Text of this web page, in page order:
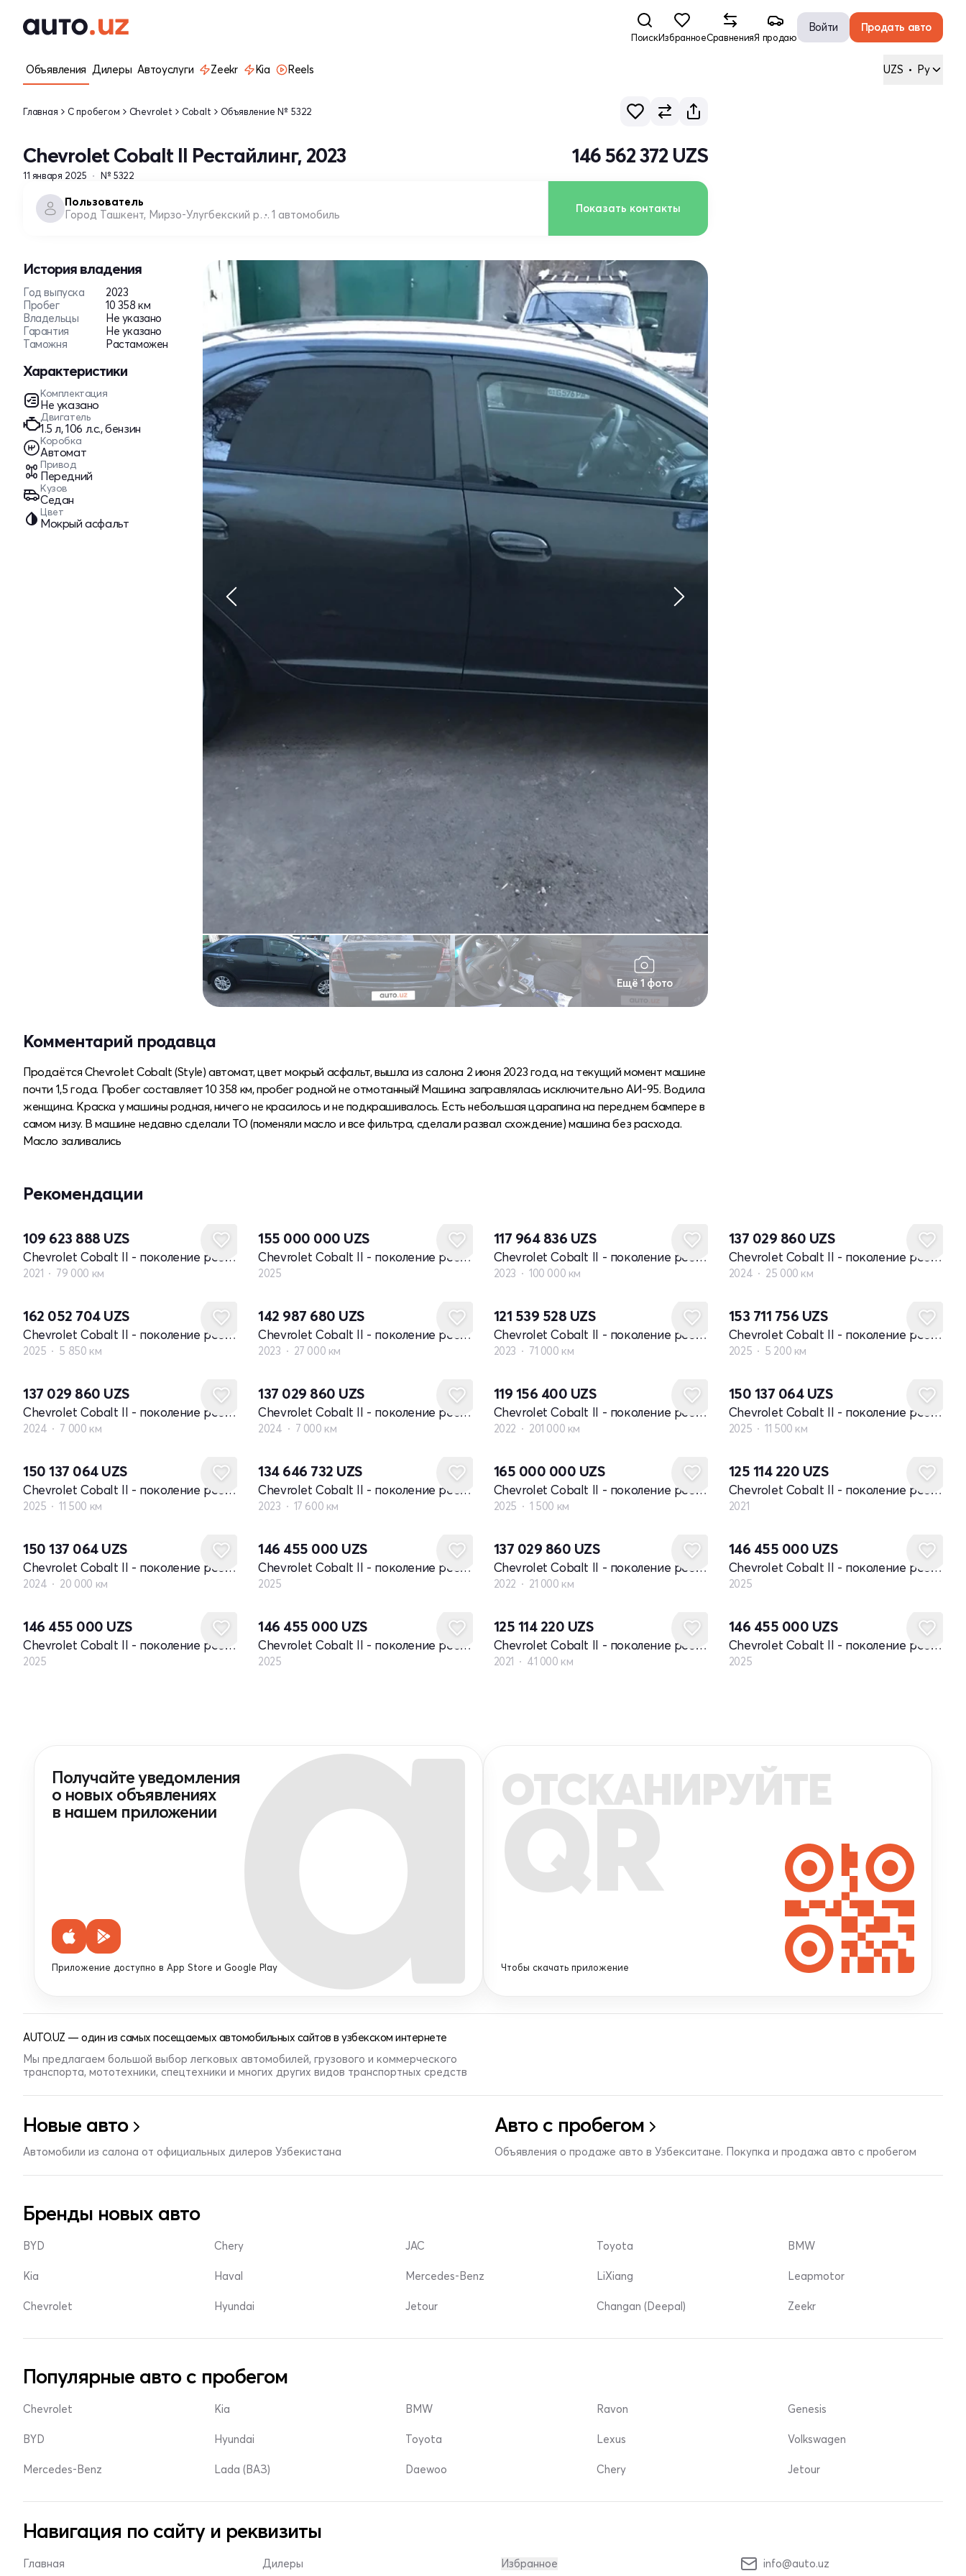
ПоискИзбранноеСравненияЯ продаю
Войти Продать авто
Объявления Дилеры Автоуслуги Zeekr Kia Reels UZS • Ру
Главная С пробегом Chevrolet Cobalt Объявление № 5322
Chevrolet Cobalt II Рестайлинг, 2023
11 января 2025 № 5322
146 562 372 UZS
Пользователь
Город Ташкент, Мирзо-Улугбекский район 1 автомобиль Показать контакты
История владения
Год выпуска
2023
Пробег
10 358 км
Владельцы
Не указано
Гарантия
Не указано
Таможня
Растаможен
Характеристики
Комплектация
Не указано
Двигатель
1.5 л, 106 л.с., бензин
Коробка
Автомат
Привод
Передний
Кузов
Седан
Цвет
Мокрый асфальт
Ещё 1 фото
Комментарий продавца
Продаётся Chevrolet Cobalt (Style) автомат, цвет мокрый асфальт, вышла из салона 2 июня 2023 года, на текущий момент машине
почти 1,5 года. Пробег составляет 10 358 км, пробег родной не отмотанный! Машина заправлялась исключительно АИ-95. Водила
женщина. Краска у машины родная, ничего не красилось и не подкрашивалось. Есть небольшая царапина на переднем бампере в
самом низу. В машине недавно сделали ТО (поменяли масло и все фильтра, сделали развал схождение) машина без расхода.
Масло заливались
Рекомендации
109 623 888 UZS
Chevrolet Cobalt II - поколение рестайлинг
2021 79 000 км
155 000 000 UZS
Chevrolet Cobalt II - поколение рестайлинг
2025
117 964 836 UZS
Chevrolet Cobalt II - поколение рестайлинг
2023 100 000 км
137 029 860 UZS
Chevrolet Cobalt II - поколение рестайлинг
2024 25 000 км
162 052 704 UZS
Chevrolet Cobalt II - поколение рестайлинг
2025 5 850 км
142 987 680 UZS
Chevrolet Cobalt II - поколение рестайлинг
2023 27 000 км
121 539 528 UZS
Chevrolet Cobalt II - поколение рестайлинг
2023 71 000 км
153 711 756 UZS
Chevrolet Cobalt II - поколение рестайлинг
2025 5 200 км
137 029 860 UZS
Chevrolet Cobalt II - поколение рестайлинг
2024 7 000 км
137 029 860 UZS
Chevrolet Cobalt II - поколение рестайлинг
2024 7 000 км
119 156 400 UZS
Chevrolet Cobalt II - поколение рестайлинг
2022 201 000 км
150 137 064 UZS
Chevrolet Cobalt II - поколение рестайлинг
2025 11 500 км
150 137 064 UZS
Chevrolet Cobalt II - поколение рестайлинг
2025 11 500 км
134 646 732 UZS
Chevrolet Cobalt II - поколение рестайлинг
2023 17 600 км
165 000 000 UZS
Chevrolet Cobalt II - поколение рестайлинг
2025 1 500 км
125 114 220 UZS
Chevrolet Cobalt II - поколение рестайлинг
2021
150 137 064 UZS
Chevrolet Cobalt II - поколение рестайлинг
2024 20 000 км
146 455 000 UZS
Chevrolet Cobalt II - поколение рестайлинг
2025
137 029 860 UZS
Chevrolet Cobalt II - поколение рестайлинг
2022 21 000 км
146 455 000 UZS
Chevrolet Cobalt II - поколение рестайлинг
2025
146 455 000 UZS
Chevrolet Cobalt II - поколение рестайлинг
2025
146 455 000 UZS
Chevrolet Cobalt II - поколение рестайлинг
2025
125 114 220 UZS
Chevrolet Cobalt II - поколение рестайлинг
2021 41 000 км
146 455 000 UZS
Chevrolet Cobalt II - поколение рестайлинг
2025
Получайте уведомления
о новых объявлениях
в нашем приложении
Приложение доступно в App Store и Google Play
ОТСКАНИРУЙТЕ
QR
Чтобы скачать приложение
AUTO.UZ — один из самых посещаемых автомобильных сайтов в узбекском интернете
Мы предлагаем большой выбор легковых автомобилей, грузового и коммерческого
транспорта, мототехники, спецтехники и многих других видов транспортных средств
Новые авто
Автомобили из салона от официальных дилеров Узбекистана
Авто с пробегом
Объявления о продаже авто в Узбекситане. Покупка и продажа авто с пробегом
Бренды новых авто
BYD
Kia
Chevrolet
Chery
Haval
Hyundai
JAC
Mercedes-Benz
Jetour
Toyota
LiXiang
Changan (Deepal)
BMW
Leapmotor
Zeekr
Популярные авто с пробегом
Chevrolet
BYD
Mercedes-Benz
Kia
Hyundai
Lada (ВАЗ)
BMW
Toyota
Daewoo
Ravon
Lexus
Chery
Genesis
Volkswagen
Jetour
Навигация по сайту и реквизиты
Главная Дилеры Избранное info@auto.uz